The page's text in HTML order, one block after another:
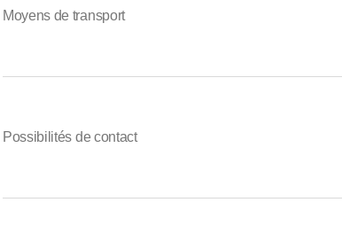
Moyens de transport
Possibilités de contact